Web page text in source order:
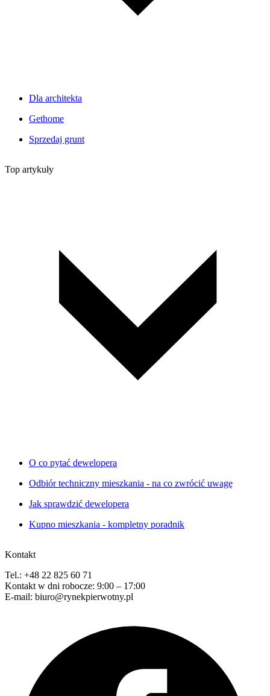
Dla architekta
Gethome
Sprzedaj grunt
Top artykuły
O co pytać dewelopera
Odbiór techniczny mieszkania - na co zwrócić uwagę
Jak sprawdzić dewelopera
Kupno mieszkania - kompletny poradnik
Kontakt
Tel.: +48 22 825 60 71
Kontakt w dni robocze: 9:00 – 17:00
E-mail: biuro@rynekpierwotny.pl